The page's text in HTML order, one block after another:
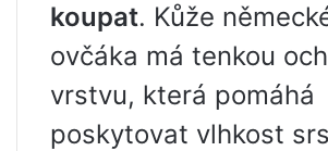
koupat. Kůže
ovčáka má tenkou
vrstvu, která pomáhá
poskytovat vlhkost